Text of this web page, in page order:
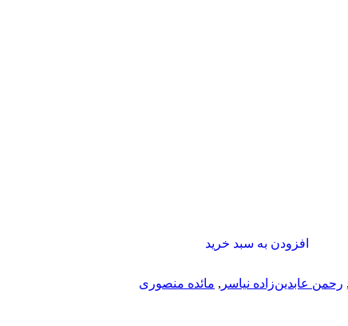
افزودن به سبد خرید
, رحمن عابدین‌زاده نیاسر , مائده منصوری